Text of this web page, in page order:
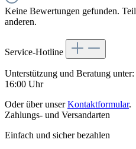
Keine Bewertungen gefunden.
anderen.
Service-Hotline
Unterstützung und Beratung unter:
16:00 Uhr
Oder über unserKontaktformular.
Zahlungs- und Versandarten
Einfach und sicher bezahlen